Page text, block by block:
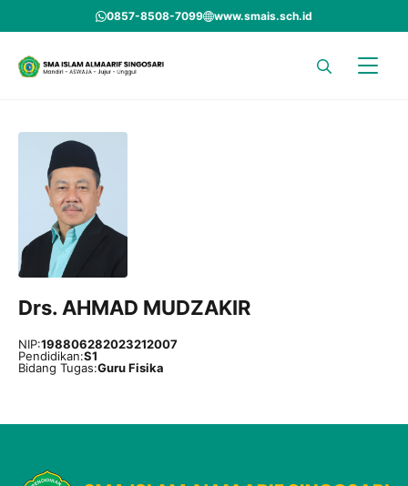
to
content
0857-8508-7099 www.smais.sch.id
Drs. AHMAD MUDZAKIR
NIP:198806282023212007
Pendidikan:S1
Bidang Tugas:Guru Fisika